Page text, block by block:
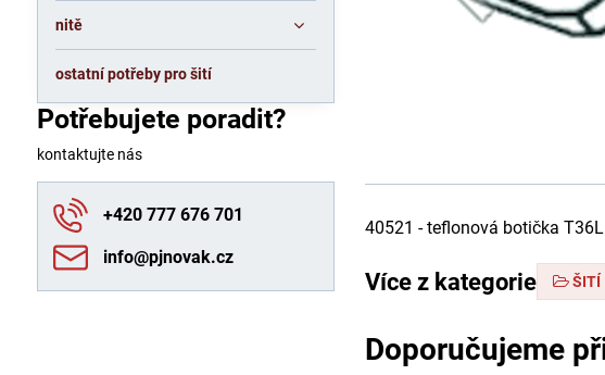
40521 - teflonová botička
Více z kategorie ŠITÍ
Doporučujeme
nitě
ostatní potřeby pro šití
Potřebujete poradit?
kontaktujte nás
+420 777 676 701
info​@pjnovak​.cz